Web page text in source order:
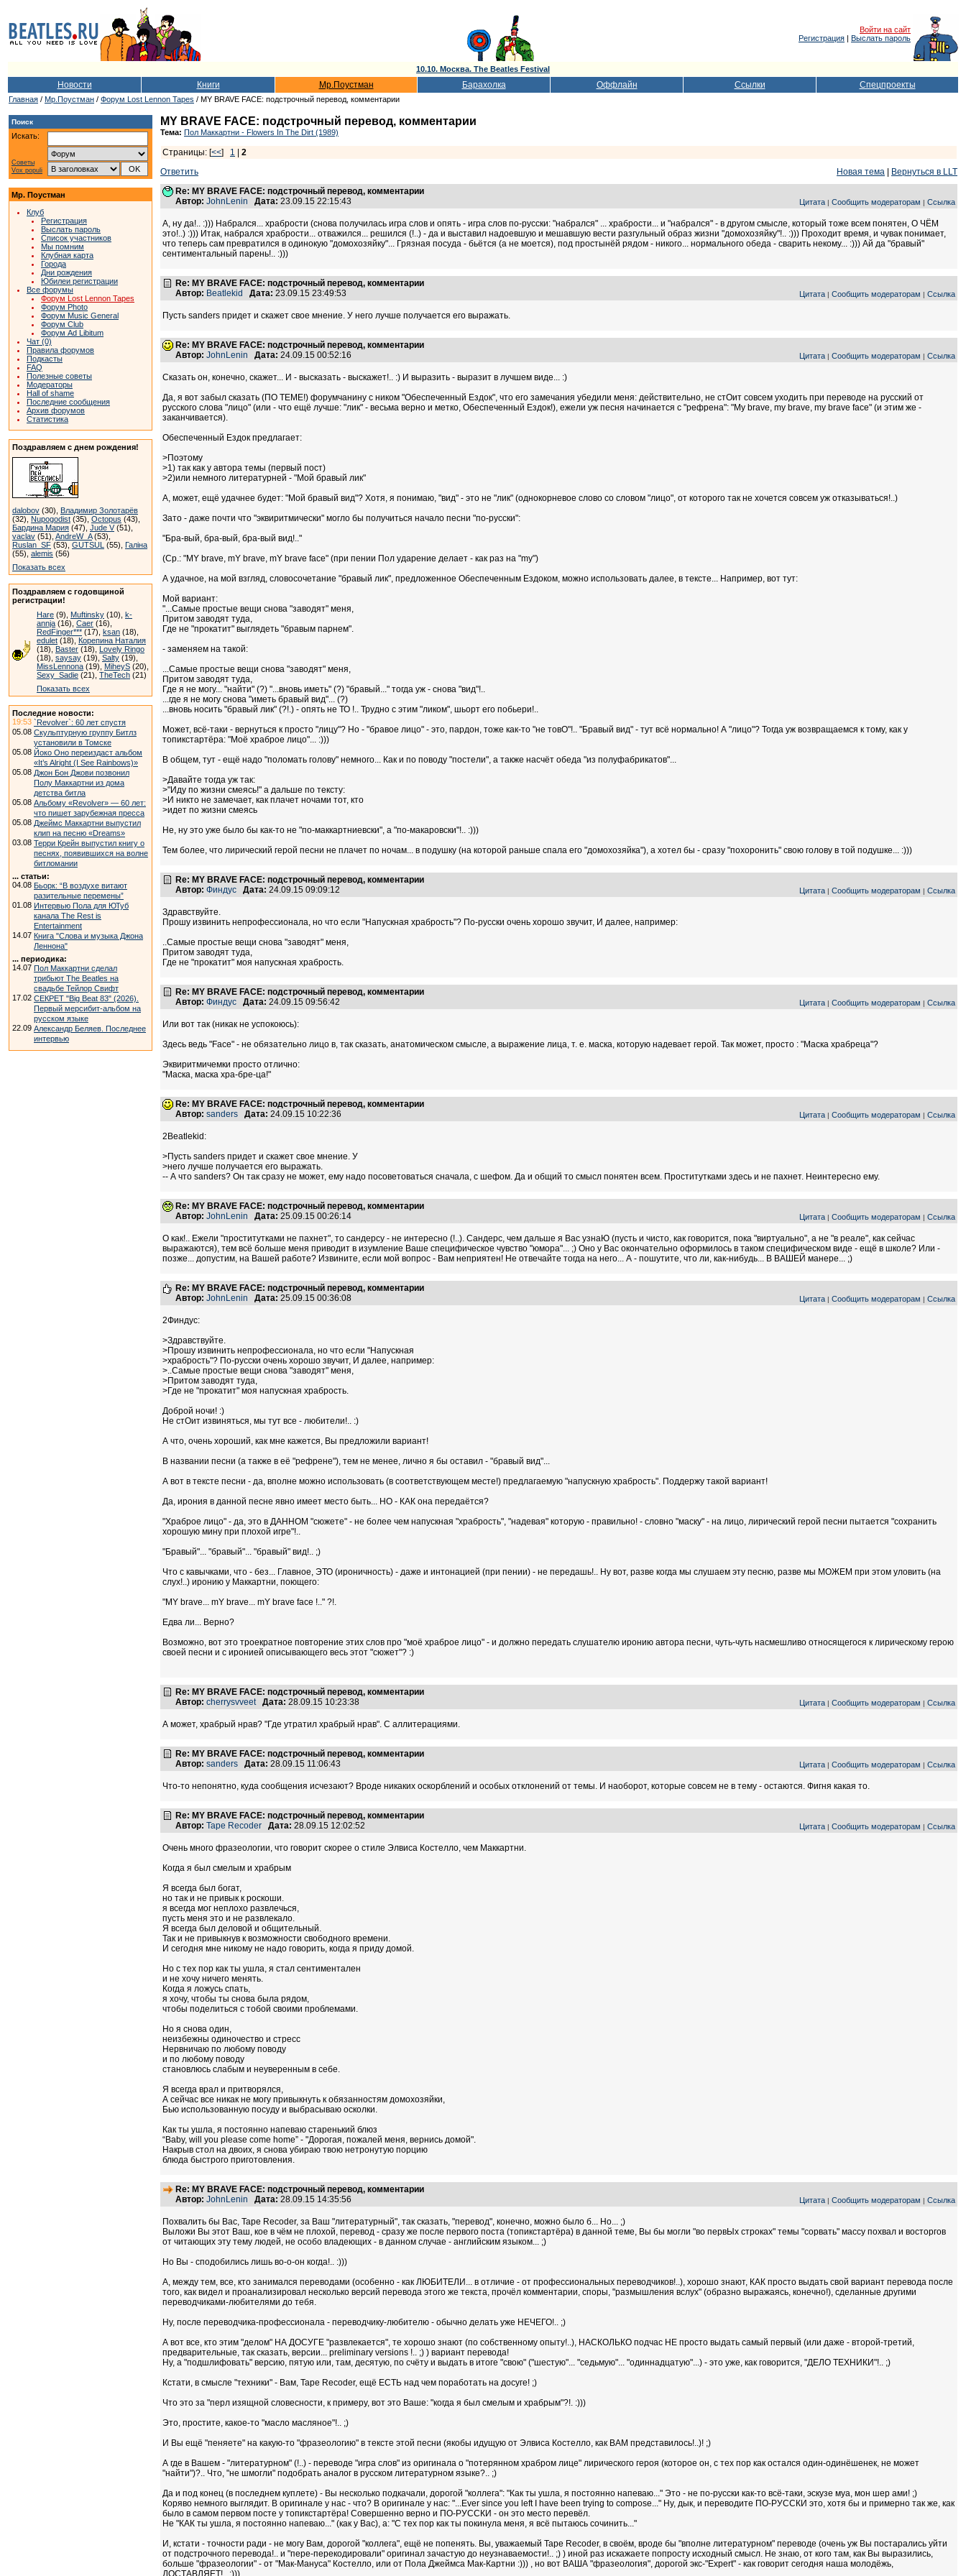
Войти на сайт
Регистрация | Выслать пароль
10.10. Москва. The Beatles Festival
Новости Книги Мр.Поустман Барахолка Оффлайн Ссылки Спецпроекты
Главная / Мр.Поустман / Форум Lost Lennon Tapes / MY BRAVE FACE: подстрочный перевод, комментарии
Поиск
Искать:
Советы
Vox populi
Мр. Поустман
Клуб
Регистрация
Выслать пароль
Список участников
Мы помним
Клубная карта
Города
Дни рождения
Юбилеи регистрации
Все форумы
Форум Lost Lennon Tapes
Форум Photo
Форум Music General
Форум Club
Форум Ad Libitum
Чат (0)
Правила форумов
Подкасты
FAQ
Полезные советы
Модераторы
Hall of shame
Последние сообщения
Архив форумов
Статистика
Поздравляем с днем рождения!
dalobov (30), Владимир Золотарёв
(32), Nupogodist (35), Octopus (43),
Бардина Мария (47), Jude V(51),
vaclav (51), AndreW_A(53),
Ruslan_SF (53), GUTSUL (55), Галіна
(55), alemis (56)
Показать всех
Поздравляем с годовщиной
регистрации!
Hare (9), Muftinsky (10), k-
annja (16), Caer (16),
RedFinger*** (17), ksan (18),
edulet (18), Корепина Наталия
(18), Baster (18), Lovely Ringo
(18), saysay (19), Salty (19),
MissLennona (19), MiheyS (20),
Sexy_Sadie (21), TheTech (21)
Показать всех
Последние новости:
19:53 `Revolver`: 60 лет спустя
05.08 Скульптурную группу Битлз
установили в Томске
05.08 Йоко Оно переиздаст альбом
«It’s Alright (I See Rainbows)»
05.08 Джон Бон Джови позвонил
Полу Маккартни из дома
детства битла
05.08 Альбому «Revolver» — 60 лет:
что пишет зарубежная пресса
05.08 Джеймс Маккартни выпустил
клип на песню «Dreams»
03.08 Терри Крейн выпустил книгу о
песнях, появившихся на волне
битломании
... статьи:
04.08 Бьорк: “В воздухе витают
разительные перемены”
01.08 Интервью Пола для ЮТуб
канала The Rest is
Entertainment
14.07 Книга "Слова и музыка Джона
Леннона"
... периодика:
14.07 Пол Маккартни сделал
трибьют The Beatles на
свадьбе Тейлор Свифт
17.02 СЕКРЕТ "Big Beat 83" (2026).
Первый мерсибит-альбом на
русском языке
22.09 Александр Беляев. Последнее
интервью
MY BRAVE FACE: подстрочный перевод, комментарии
Тема: Пол Маккартни - Flowers In The Dirt (1989)
Страницы: [<<] 1
2
Ответить
Новая тема
Вернуться в LLT
Re: MY BRAVE FACE: подстрочный перевод, комментарии
Автор: JohnLenin Дата: 23.09.15 22:15:43 Цитата | Сообщить модераторам | Ссылка
А, ну да!.. :))) Набрался... храбрости (снова получилась игра слов и опять - игра слов по-русски: "набрался" ... храбрости... и "набрался" - в другом смысле, который тоже всем понятен, О ЧЁМ
это!..) :))) Итак, набрался храбрости... отважился... решился (!..) - да и выставил надоевшую и мешавшую вести разгульный образ жизни "домохозяйку"!.. :))) Проходит время, и чувак понимает,
что теперь сам превратился в одинокую "домохозяйку"... Грязная посуда - бьётся (а не моется), под простынёй рядом - никого... нормального обеда - сварить некому... :))) Ай да "бравый"
сентиментальный парень!.. :)))
Re: MY BRAVE FACE: подстрочный перевод, комментарии
Автор: Beatlekid Дата: 23.09.15 23:49:53 Цитата | Сообщить модераторам | Ссылка
Пусть sanders придет и скажет свое мнение. У него лучше получается его выражать.
Re: MY BRAVE FACE: подстрочный перевод, комментарии
Автор: JohnLenin Дата: 24.09.15 00:52:16 Цитата | Сообщить модераторам | Ссылка
Сказать он, конечно, скажет... И - высказать - выскажет!.. :) И выразить - выразит в лучшем виде... :)
Да, я вот забыл сказать (ПО ТЕМЕ!) форумчанину с ником "Обеспеченный Ездок", что его замечания убедили меня: действительно, не стОит совсем уходить при переводе на русский от
русского слова "лицо" (или - что ещё лучше: "лик" - весьма верно и метко, Обеспеченный Ездок!), ежели уж песня начинается с "рефрена": "My brave, my brave, my brave face" (и этим же -
заканчивается).
Обеспеченный Ездок предлагает:
>Поэтому
>1) так как у автора темы (первый пост)
>2)или немного литературней - "Мой бравый лик"
А, может, ещё удачнее будет: "Мой бравый вид"? Хотя, я понимаю, "вид" - это не "лик" (однокорневое слово со словом "лицо", от которого так не хочется совсем уж отказываться!..)
Зато - даже почти что "эквиритмически" могло бы получиться начало песни "по-русски":
"Бра-вый, бра-вый, бра-вый вид!.."
(Ср.: "MY brave, mY brave, mY brave face" (при пении Пол ударение делает - как раз на "my")
А удачное, на мой взгляд, словосочетание "бравый лик", предложенное Обеспеченным Ездоком, можно использовать далее, в тексте... Например, вот тут:
Мой вариант:
"...Самые простые вещи снова "заводят" меня,
Притом заводят туда,
Где не "прокатит" выглядеть "бравым парнем".
- заменяем на такой:
...Самые простые вещи снова "заводят" меня,
Притом заводят туда,
Где я не могу... "найти" (?) "...вновь иметь" (?) "бравый..." тогда уж - снова "вид"!..
...где я не могу снова "иметь бравый вид"... (?)
...вновь носить "бравый лик" (?!.) - опять не ТО !.. Трудно с этим "ликом", шьорт его побьери!..
Может, всё-таки - вернуться к просто "лицу"? Но - "бравое лицо" - это, пардон, тоже как-то "не товО"!.. "Бравый вид" - тут всё нормально! А "лицо"? Тогда уж возвращаемся к тому, как у
топикстартёра: "Моё храброе лицо"... :)))
В общем, тут - ещё надо "поломать голову" немного... Как и по поводу "постели", а также насчёт обеда "из полуфабрикатов"...
>Давайте тогда уж так:
>"Иду по жизни смеясь!" а дальше по тексту:
>И никто не замечает, как плачет ночами тот, кто
>идет по жизни смеясь
Не, ну это уже было бы как-то не "по-маккартниевски", а "по-макаровски"!.. :)))
Тем более, что лирический герой песни не плачет по ночам... в подушку (на которой раньше спала его "домохозяйка"), а хотел бы - сразу "похоронить" свою голову в той подушке... :)))
Re: MY BRAVE FACE: подстрочный перевод, комментарии
Автор: Финдус Дата: 24.09.15 09:09:12 Цитата | Сообщить модераторам | Ссылка
Здравствуйте.
Прошу извинить непрофессионала, но что если "Напускная храбрость"? По-русски очень хорошо звучит, И далее, например:
..Самые простые вещи снова "заводят" меня,
Притом заводят туда,
Где не "прокатит" моя напускная храбрость.
Re: MY BRAVE FACE: подстрочный перевод, комментарии
Автор: Финдус Дата: 24.09.15 09:56:42 Цитата | Сообщить модераторам | Ссылка
Или вот так (никак не успокоюсь):
Здесь ведь "Face" - не обязательно лицо в, так сказать, анатомическом смысле, а выражение лица, т. е. маска, которую надевает герой. Так может, просто : "Маска храбреца"?
Эквиритмичемки просто отлично:
"Маска, маска хра-бре-ца!"
Re: MY BRAVE FACE: подстрочный перевод, комментарии
Автор: sanders Дата: 24.09.15 10:22:36 Цитата | Сообщить модераторам | Ссылка
2Beatlekid:
>Пусть sanders придет и скажет свое мнение. У
>него лучше получается его выражать.
-- А что sanders? Он так сразу не может, ему надо посоветоваться сначала, с шефом. Да и общий то смысл понятен всем. Проститутками здесь и не пахнет. Неинтересно ему.
Re: MY BRAVE FACE: подстрочный перевод, комментарии
Автор: JohnLenin Дата: 25.09.15 00:26:14 Цитата | Сообщить модераторам | Ссылка
О как!.. Ежели "проститутками не пахнет", то сандерсу - не интересно (!..). Сандерс, чем дальше я Вас узнаЮ (пусть и чисто, как говорится, пока "виртуально", а не "в реале", как сейчас
выражаются), тем всё больше меня приводит в изумление Ваше специфическое чувство "юмора"... ;) Оно у Вас окончательно оформилось в таком специфическом виде - ещё в школе? Или -
позже... допустим, на Вашей работе? Извините, если мой вопрос - Вам неприятен! Не отвечайте тогда на него... А - пошутите, что ли, как-нибудь... В ВАШЕЙ манере... ;)
Re: MY BRAVE FACE: подстрочный перевод, комментарии
Автор: JohnLenin Дата: 25.09.15 00:36:08 Цитата | Сообщить модераторам | Ссылка
2Финдус:
>Здравствуйте.
>Прошу извинить непрофессионала, но что если "Напускная
>храбрость"? По-русски очень хорошо звучит, И далее, например:
>..Самые простые вещи снова "заводят" меня,
>Притом заводят туда,
>Где не "прокатит" моя напускная храбрость.
Доброй ночи! :)
Не стОит извиняться, мы тут все - любители!.. :)
А что, очень хороший, как мне кажется, Вы предложили вариант!
В названии песни (а также в её "рефрене"), тем не менее, лично я бы оставил - "бравый вид"...
А вот в тексте песни - да, вполне можно использовать (в соответствующем месте!) предлагаемую "напускную храбрость". Поддержу такой вариант!
Да, ирония в данной песне явно имеет место быть... НО - КАК она передаётся?
"Храброе лицо" - да, это в ДАННОМ "сюжете" - не более чем напускная "храбрость", "надевая" которую - правильно! - словно "маску" - на лицо, лирический герой песни пытается "сохранить
хорошую мину при плохой игре"!..
"Бравый"... "бравый"... "бравый" вид!.. ;)
Что с кавычками, что - без... Главное, ЭТО (ироничность) - даже и интонацией (при пении) - не передашь!.. Ну вот, разве когда мы слушаем эту песню, разве мы МОЖЕМ при этом уловить (на
слух!..) иронию у Маккартни, поющего:
"MY brave... mY brave... mY brave face !.." ?!.
Едва ли... Верно?
Возможно, вот это троекратное повторение этих слов про "моё храброе лицо" - и должно передать слушателю иронию автора песни, чуть-чуть насмешливо относящегося к лирическому герою
своей песни и с иронией описывающего весь этот "сюжет"? :)
Re: MY BRAVE FACE: подстрочный перевод, комментарии
Автор: cherrysvveet Дата: 28.09.15 10:23:38 Цитата | Сообщить модераторам | Ссылка
А может, храбрый нрав? "Где утратил храбрый нрав". С аллитерациями.
Re: MY BRAVE FACE: подстрочный перевод, комментарии
Автор: sanders Дата: 28.09.15 11:06:43 Цитата | Сообщить модераторам | Ссылка
Что-то непонятно, куда сообщения исчезают? Вроде никаких оскорблений и особых отклонений от темы. И наоборот, которые совсем не в тему - остаются. Фигня какая то.
Re: MY BRAVE FACE: подстрочный перевод, комментарии
Автор: Tape Recoder Дата: 28.09.15 12:02:52 Цитата | Сообщить модераторам | Ссылка
Очень много фразеологии, что говорит скорее о стиле Элвиса Костелло, чем Маккартни.
Когда я был смелым и храбрым
Я всегда был богат,
но так и не привык к роскоши.
я всегда мог неплохо развлечься,
пусть меня это и не развлекало.
Я всегда был деловой и общительный.
Так и не привыкнув к возможности свободного времени.
И сегодня мне никому не надо говорить, когда я приду домой.
Но с тех пор как ты ушла, я стал сентиментален
и не хочу ничего менять.
Когда я ложусь спать,
я хочу, чтобы ты снова была рядом,
чтобы поделиться с тобой своими проблемами.
Но я снова один,
неизбежны одиночество и стресс
Нервничаю по любому поводу
и по любому поводу
становлюсь слабым и неуверенным в себе.
Я всегда врал и притворялся,
А сейчас все никак не могу привыкнуть к обязанностям домохозяйки,
Бью использованную посуду и выбрасываю осколки.
Как ты ушла, я постоянно напеваю старенький блюз
“Baby, will you please come home” - "Дорогая, пожалей меня, вернись домой".
Накрыв стол на двоих, я снова убираю твою нетронутую порцию
блюда быстрого приготовления.
Re: MY BRAVE FACE: подстрочный перевод, комментарии
Автор: JohnLenin Дата: 28.09.15 14:35:56 Цитата | Сообщить модераторам | Ссылка
Похвалить бы Вас, Tape Recoder, за Ваш "литературный", так сказать, "перевод", конечно, можно было б... Но... ;)
Выложи Вы этот Ваш, кое в чём не плохой, перевод - сразу же после первого поста (топикстартёра) в данной теме, Вы бы могли "во первЫх строках" темы "сорвать" массу похвал и восторгов
от читающих эту тему людей, не особо владеющих - в данном случае - английским языком... ;)
Но Вы - сподобились лишь во-о-он когда!.. :)))
А, между тем, все, кто занимался переводами (особенно - как ЛЮБИТЕЛИ... в отличие - от профессиональных переводчиков!..), хорошо знают, КАК просто выдать свой вариант перевода после
того, как видел и проанализировал несколько версий перевода этого же текста, прочёл комментарии, споры, "размышления вслух" (образно выражаясь, конечно!), сделанные другими
переводчиками-любителями до тебя.
Ну, после переводчика-профессионала - переводчику-любителю - обычно делать уже НЕЧЕГО!.. ;)
А вот все, кто этим "делом" НА ДОСУГЕ "развлекается", те хорошо знают (по собственному опыту!..), НАСКОЛЬКО подчас НЕ просто выдать самый первый (или даже - второй-третий,
предварительные, так сказать, версии... preliminary versions !.. ;) ) вариант перевода!
Ну, а "подшлифовать" версию, пятую или, там, десятую, по счёту и выдать в итоге "свою" ("шестую"... "седьмую"... "одиннадцатую"...) - это уже, как говорится, "ДЕЛО ТЕХНИКИ"!.. ;)
Кстати, в смысле "техники" - Вам, Tape Recoder, ещё ЕСТЬ над чем поработать на досуге! ;)
Что это за "перл изящной словесности, к примеру, вот это Ваше: "когда я был смелым и храбрым"?!. :)))
Это, простите, какое-то "масло масляное"!.. ;)
И Вы ещё "пеняете" на какую-то "фразеологию" в тексте этой песни (якобы идущую от Элвиса Костелло, как ВАМ представилось!..)! ;)
А где в Вашем - "литературном" (!..) - переводе "игра слов" из оригинала о "потерянном храбром лице" лирического героя (которое он, с тех пор как остался один-одинёшенек, не может
"найти")?.. Что, "не шмогли" подобрать аналог в русском литературном языке?.. ;)
Да и под конец (в последнем куплете) - Вы несколько подкачали, дорогой "коллега": "Как ты ушла, я постоянно напеваю..." Это - не по-русски как-то всё-таки, эскузе муа, мон шер ами! ;)
Коряво немного выглядит. В оригинале у нас - что? В оригинале у нас: "...Ever since you left I have been trying to compose..." Ну, дык, и переводите ПО-РУССКИ это, хотя бы и примерно так же, как
было в самом первом посте у топикстартёра! Совершенно верно и ПО-РУССКИ - он это место перевёл.
Не "КАК ты ушла, я постоянно напеваю..." (как у Вас), а: "С тех пор как ты покинула меня, я всё пытаюсь сочинить..."
И, кстати - точности ради - не могу Вам, дорогой "коллега", ещё не попенять. Вы, уважаемый Tape Recoder, в своём, вроде бы "вполне литературном" переводе (очень уж Вы постарались уйти
от подстрочного перевода!.. и "пере-перекодировали" оригинал зачастую до неузнаваемости!.. ;) ) иной раз искажаете попросту исходный смысл. Не знаю, от кого там, как Вы выразились,
больше "фразеологии" - от "Мак-Мануса" Костелло, или от Пола Джеймса Мак-Картни :))) , но вот ВАША "фразеология", дорогой экс-"Expert" - как говорит сегодня наша молодёжь,
ДОСТАВЛЯЕТ!.. :)))